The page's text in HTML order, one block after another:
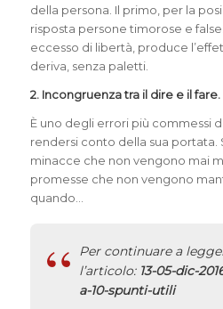
della persona. Il primo, per la
risposta persone timorose e
eccesso di libertà, produce
deriva, senza paletti.
2. Incongruenza tra il dire e il fare.
È uno degli errori più commessi
rendersi conto della sua portata.
minacce che non vengono mai
promesse che non vengono
quando…
Per continuare a
l’articolo: 13-05-dic-
a-10-spunti-utili